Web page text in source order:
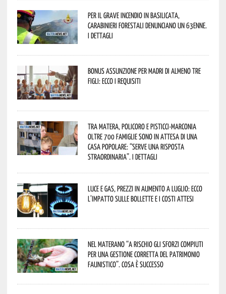
Per il grave incendio in Basilicata,
Carabinieri forestali denunciano un 63enne.
I dettagli
Bonus assunzione per madri di almeno tre
figli: ecco i requisiti
Tra Matera, Policoro e Pisticci-Marconia
oltre 700 famiglie sono in attesa di una
casa popolare: “serve una risposta
straordinaria”. I dettagli
Luce e gas, prezzi in aumento a luglio: ecco
l’impatto sulle bollette e i costi attesi
Nel materano “a rischio gli sforzi compiuti
per una gestione corretta del patrimonio
faunistico”. Cosa è successo